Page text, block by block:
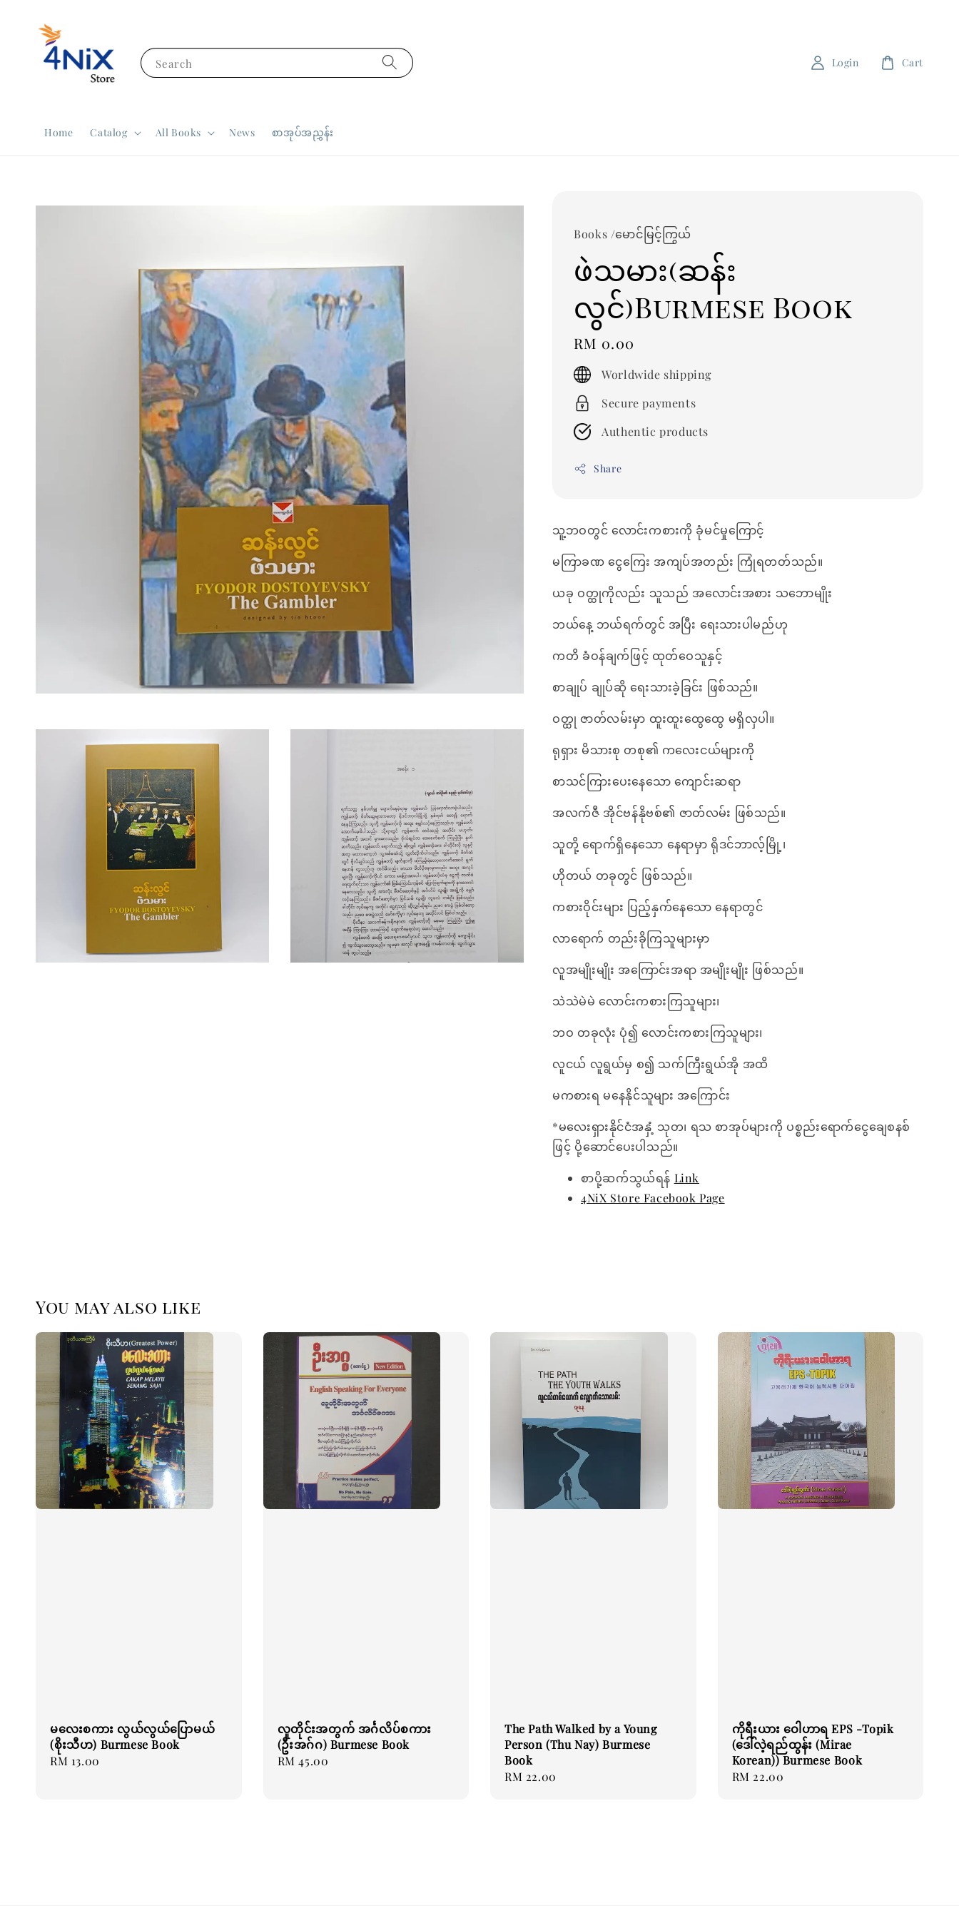
Search
Home Catalog All Books News စာအုပ်အညွှန်း
Login Cart
Books /မောင်မြင့်ကြွယ်
ဖဲသမား(ဆန်း
လွင်)Burmese Book
Regular
price
RM 0.00
Worldwide shipping
Secure payments
Authentic products
Share
သူ့ဘဝတွင် လောင်းကစားကို ခုံမင်မှုကြောင့်
မကြာခဏ ငွေကြေး အကျပ်အတည်း ကြုံရတတ်သည်။
ယခု ဝတ္ထုကိုလည်း သူသည် အလောင်းအစား သဘောမျိုး
ဘယ်နေ့ ဘယ်ရက်တွင် အပြီး ရေးသားပါမည်ဟု
ကတိ ခံဝန်ချက်ဖြင့် ထုတ်ဝေသူနှင့်
စာချုပ် ချုပ်ဆို ရေးသားခဲ့ခြင်း ဖြစ်သည်။
ဝတ္ထု ဇာတ်လမ်းမှာ ထူးထူးထွေထွေ မရှိလှပါ။
ရုရှား မိသားစု တစု၏ ကလေးငယ်များကို
စာသင်ကြားပေးနေသော ကျောင်းဆရာ
အလက်ဇီ အိုင်ဗန်နိုဗစ်၏ ဇာတ်လမ်း ဖြစ်သည်။
သူတို့ ရောက်ရှိနေသော နေရာမှာ ရိုဒင်ဘာလ့်မြို့၊
ဟိုတယ် တခုတွင် ဖြစ်သည်။
ကစားဝိုင်းများ ပြည့်နှက်နေသော နေရာတွင်
လာရောက် တည်းခိုကြသူများမှာ
လူအမျိုးမျိုး အကြောင်းအရာ အမျိုးမျိုး ဖြစ်သည်။
သဲသဲမဲမဲ လောင်းကစားကြသူများ၊
ဘဝ တခုလုံး ပုံ၍ လောင်းကစားကြသူများ၊
လူငယ် လူရွယ်မှ စ၍ သက်ကြီးရွယ်အို အထိ
မကစားရ မနေနိုင်သူများ အကြောင်း
*မလေးရှားနိုင်ငံအနှံ့ သုတ၊ ရသ စာအုပ်များကို ပစ္စည်းရောက်ငွေချေစနစ်
ဖြင့် ပို့ဆောင်ပေးပါသည်။
စာပို့ဆက်သွယ်ရန် Link
4NiX Store Facebook Page
You may also like
မလေးစကား လွယ်လွယ်ပြောမယ်
(စိုးသီဟ) Burmese Book
Regular
RM 13.00
လူတိုင်းအတွက် အင်္ဂလိပ်စကား
(ဦးအဂ်ဂ) Burmese Book
Regular
RM 45.00
The Path Walked by a Young
Person (Thu Nay) Burmese
Book
Regular
RM 22.00
ကိုရီးယား ဝေါဟာရ EPS -Topik
(ဒေါ်လဲ့ရည်ထွန်း (Mirae
Korean)) Burmese Book
Regular
RM 22.00